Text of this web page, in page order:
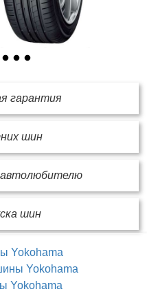
гарантия
шин
шин
Yokohama
Yokohama
Yokohama